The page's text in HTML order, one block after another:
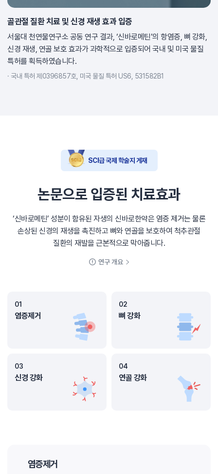
골관절 질환 치료 및 신경 재생 효과 입증
서울대 천연물연구소 공동 연구 결과, ‘신바로메틴’의 항염증, 뼈 강화,
신경 재생, 연골 보호 효과가 과학적으로 입증되어 국내 및 미국 물질
특허를 획득하였습니다.
국내 특허 제0396857호, 미국 물질 특허 US6, 531582B1
SCI급 국제 학술지 게재
논문으로 입증된 치료효과
‘신바로메틴’ 성분이 함유된 자생의 신바로한약은 염증 제거는 물론
손상된 신경의 재생을 촉진하고 뼈와 연골을 보호하여 척추관절
질환의 재발을 근본적으로 막아줍니다.
연구 개요
01
염증제거
02
뼈 강화
03
신경 강화
04
연골 강화
염증제거